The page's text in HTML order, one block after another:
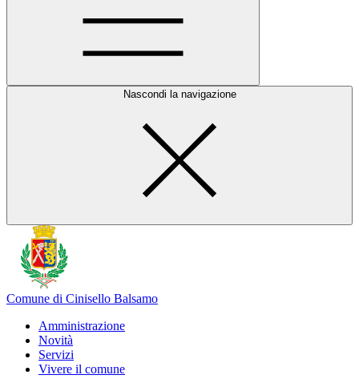
Nascondi la navigazione
Comune di Cinisello Balsamo
Amministrazione
Novità
Servizi
Vivere il comune